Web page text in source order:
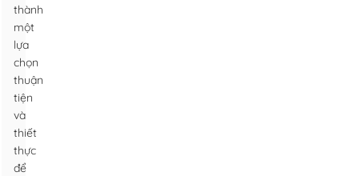
thành
một
lựa
chọn
thuận
tiện
và
thiết
thực
để